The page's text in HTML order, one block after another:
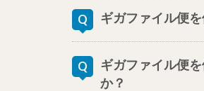
ギガファイル便
ギガファイル便
か？